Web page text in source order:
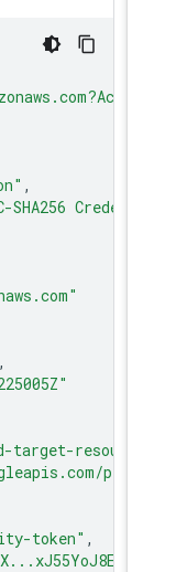
HMAC-SHA256
target-
token"